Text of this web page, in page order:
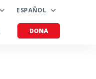
ESPAÑOL
DONA